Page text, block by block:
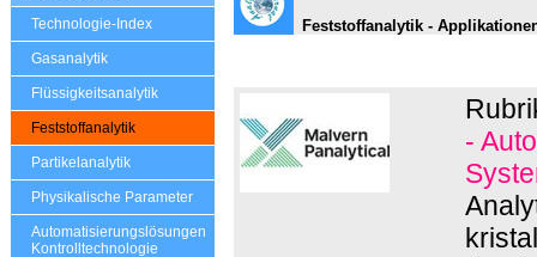
Technologie-Index
Gasanalytik
Flüssigkeitsanalytik
Feststoffanalytik
Partikelanalytik
Physikalische Parameter
Automatisierungslösungen
Kontrolltechnologie
Feststoffanalytik -
-